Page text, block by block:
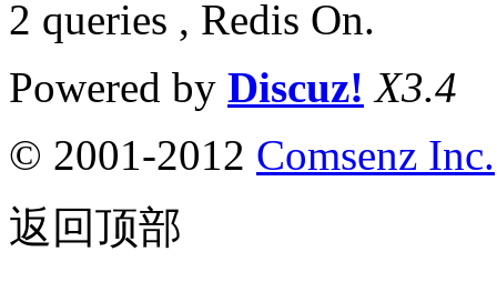
2 queries , Redis On.
Powered by Discuz! X3.4
© 2001-2012 Comsenz Inc.
返回顶部